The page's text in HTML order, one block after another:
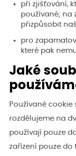
při zjišťování,
používané; na
přizpůsobit
pro
které pak
Jaké
Používané
rozdělujeme na
používají pouze
zařízení pouze do